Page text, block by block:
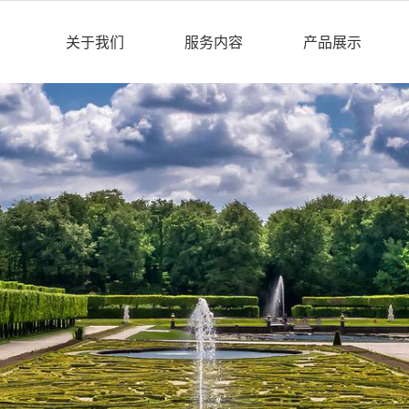
关于我们 服务内容 产品展示